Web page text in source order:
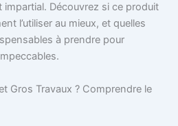
Découvrez si ce produit
l’utiliser au mieux, et quelles
à prendre pour
Gros Travaux ? Comprendre le